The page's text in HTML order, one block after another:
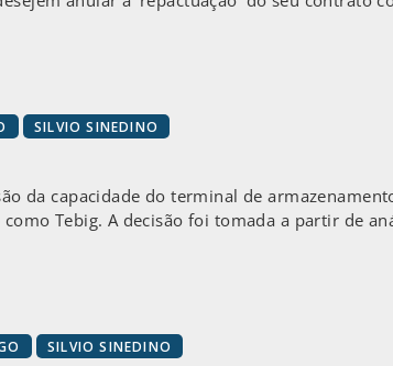
SILVIO SINEDINO
da capacidade do terminal de
Tebig. A decisão foi tomada a partir de
SILVIO SINEDINO